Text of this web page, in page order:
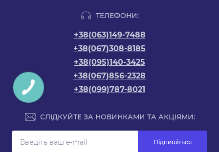
ТЕЛЕФОНИ:
+38(063)149-7488
+38(067)308-8185
+38(095)140-3425
+38(067)856-2328
+38(099)787-8021
СЛІДКУЙТЕ ЗА НОВИНКАМИ ТА АКЦІЯМИ:
Підпишіться